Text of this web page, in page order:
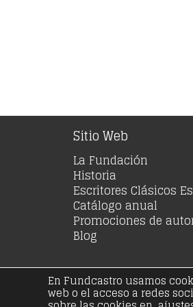
Sitio Web
La Fundación
Historia
Escritores Clásicos
Catálogo anual
Promociones de
Blog
En Fundcastro usamos
web o el acceso a redes